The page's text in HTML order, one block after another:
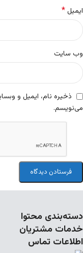
ایمیل*
وب‌ سایت
ذخیره نام، ایمیل و
می‌نویسم.
دسته‌بندی محتوا
خدمات مشتریان
اطلاعات تماس